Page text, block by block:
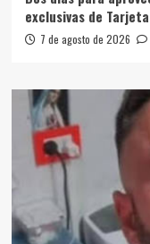
exclusivas de
7 de agosto de 2026